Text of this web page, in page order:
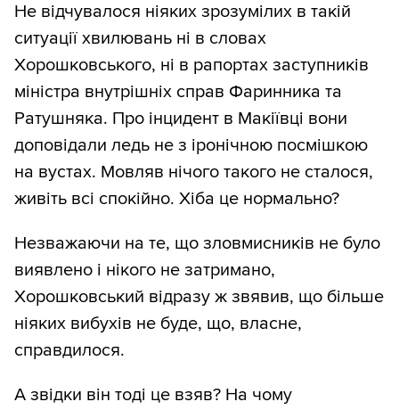
Не відчувалося ніяких зрозумілих в такій
ситуації хвилювань ні в словах
Хорошковського, ні в рапортах заступників
міністра внутрішніх справ Фаринника та
Ратушняка. Про інцидент в Макіївці вони
доповідали ледь не з іронічною посмішкою
на вустах. Мовляв нічого такого не сталося,
живіть всі спокійно. Хіба це нормально?
Незважаючи на те, що зловмисників не було
виявлено і нікого не затримано,
Хорошковський відразу ж звявив, що більше
ніяких вибухів не буде, що, власне,
справдилося.
А звідки він тоді це взяв? На чому